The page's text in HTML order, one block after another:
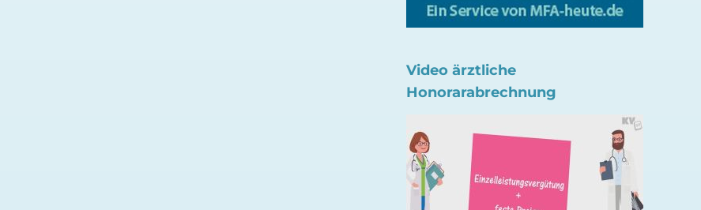
Video ärztliche
Honorarabrechnung